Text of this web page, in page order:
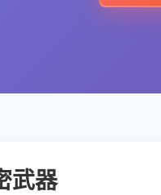
武器